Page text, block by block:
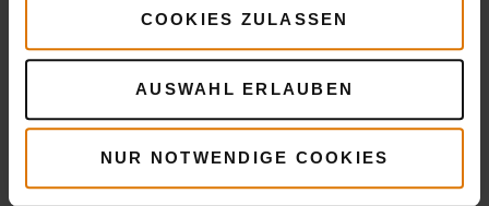
COOKIES ZULASSEN
AUSWAHL ERLAUBEN
NUR NOTWENDIGE COOKIES